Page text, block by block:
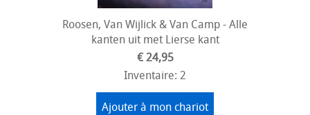
Roosen, Van Wijlick & Van Camp - Alle
kanten uit met Lierse kant
€ 24,95
Inventaire: 2
Ajouter à mon chariot